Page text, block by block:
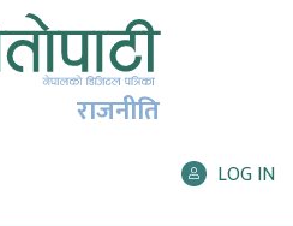
राजनीति
LOG IN